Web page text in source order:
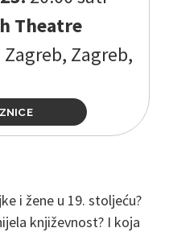
Theatre
Zagreb,
i žene u 19. stoljeću?
književnost? I koja